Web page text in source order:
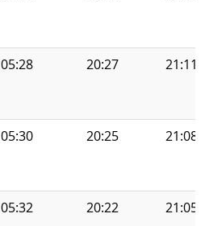
05:28 20:27 21:11
05:30 20:25 21:08
05:32 20:22 21:05